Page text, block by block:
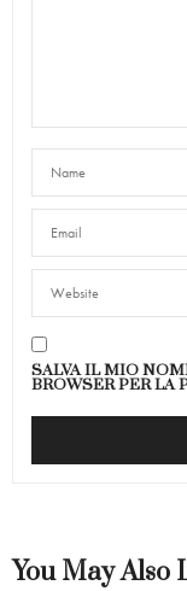
SALVA IL MIO
BROWSER PER LA
You May Also